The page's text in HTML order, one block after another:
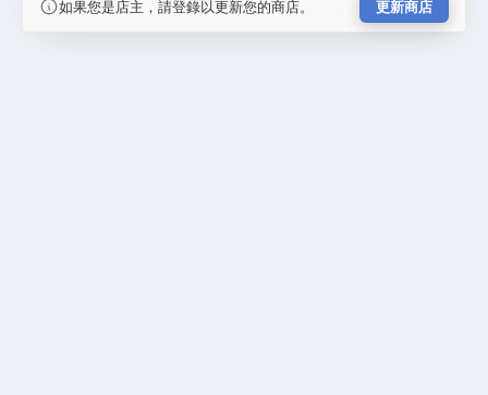
如果您是店主，請登錄以更新您的商店。 更新商店